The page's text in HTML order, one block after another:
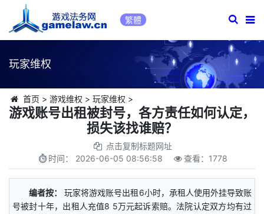
繁體
玩家维权
首页 > 游戏维权 > 玩家维权 >
游戏账号出租被封号，各方责任如何认定，
损失该找谁赔？
点击复制标题网址
时间： 2026-06-05 08:56:58 查看： 1778
编者按：
玩家将游戏账号出租6小时，承租人使用外挂导致账
号被封十年，出租人充值8 5万元起诉索赔。法院认定双方均有过